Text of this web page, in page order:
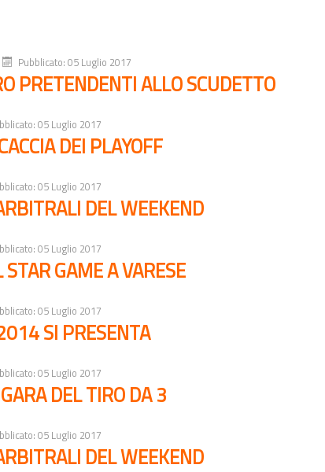
Pubblicato: 05 Luglio 2017
PRETENDENTI ALLO SCUDETTO
05 Luglio 2017
DEI PLAYOFF
05 Luglio 2017
DEL WEEKEND
05 Luglio 2017
GAME A VARESE
05 Luglio 2017
SI PRESENTA
05 Luglio 2017
DEL TIRO DA 3
05 Luglio 2017
DEL WEEKEND